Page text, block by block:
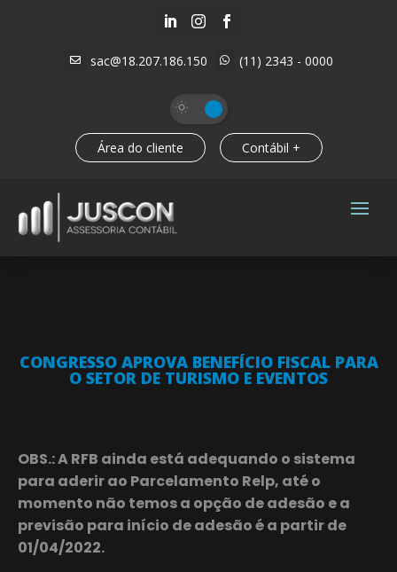
  
 sac@18.207.186.150  (11) 2343 - 0000
Área do cliente Contábil +
CONGRESSO APROVA BENEFÍCIO FISCAL PARA
O SETOR DE TURISMO E EVENTOS
OBS.: A RFB ainda está adequando o sistema
para aderir ao Parcelamento Relp, até o
momento não temos a opção de adesão e a
previsão para início de adesão é a partir de
01/04/2022.